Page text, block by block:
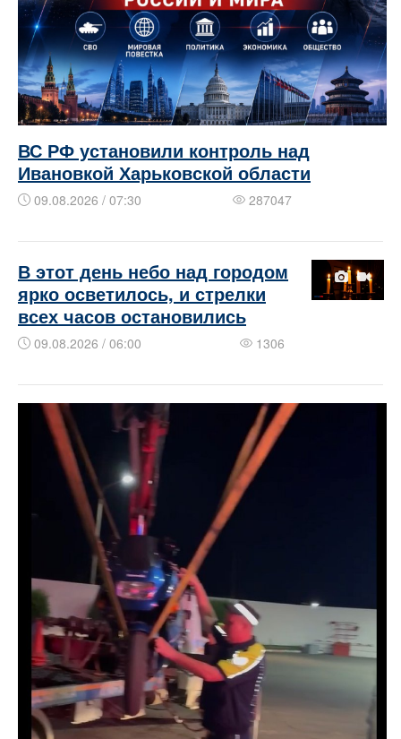
ВС РФ установили контроль над
Ивановкой Харьковской области
09.08.2026 / 07:30 287047
В этот день небо над городом
ярко осветилось, и стрелки
всех часов остановились
09.08.2026 / 06:00 1306